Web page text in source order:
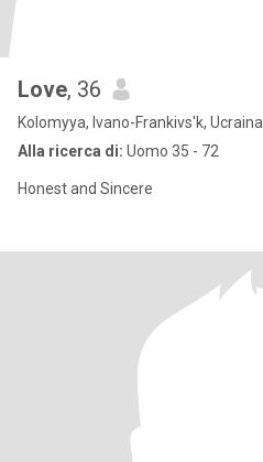
Love, 36
Kolomyya, Ivano-Frankivs'k, Ucraina
Alla ricerca di: Uomo 35 - 72
Honest and Sincere